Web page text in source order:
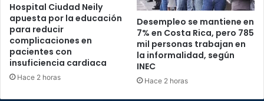
Hospital Ciudad Neily
apuesta por la educación
para reducir
complicaciones en
pacientes con
insuficiencia cardiaca
Hace 2 horas
Desempleo se mantiene en
7% en Costa Rica, pero 785
mil personas trabajan en
la informalidad, según
INEC
Hace 2 horas